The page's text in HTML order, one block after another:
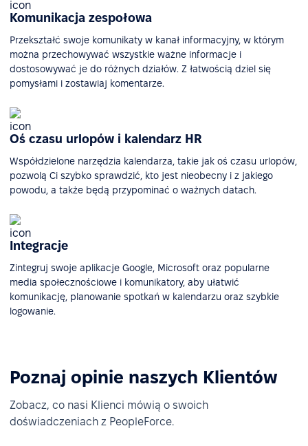
Komunikacja zespołowa
Przekształć swoje komunikaty w kanał informacyjny, w którym
można przechowywać wszystkie ważne informacje i
dostosowywać je do różnych działów. Z łatwością dziel się
pomysłami i zostawiaj komentarze.
Oś czasu urlopów i kalendarz HR
Współdzielone narzędzia kalendarza, takie jak oś czasu urlopów,
pozwolą Ci szybko sprawdzić, kto jest nieobecny i z jakiego
powodu, a także będą przypominać o ważnych datach.
Integracje
Zintegruj swoje aplikacje Google, Microsoft oraz popularne
media społecznościowe i komunikatory, aby ułatwić
komunikację, planowanie spotkań w kalendarzu oraz szybkie
logowanie.
Poznaj opinie naszych Klientów
Zobacz, co nasi Klienci mówią o swoich
doświadczeniach z PeopleForce.